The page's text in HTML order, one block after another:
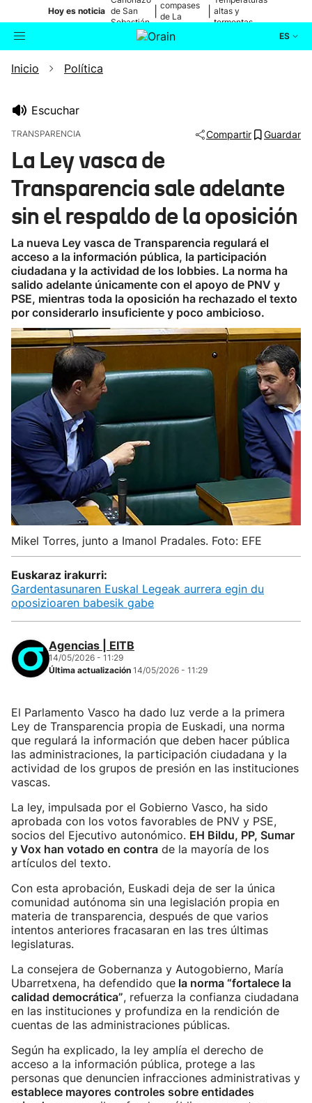
Hoy es noticia de San
Sebastián
compases
de La
altas y
tormentas
ES
Buscador
Ikusmiran
Eguraldia
Inicio Política
Escuchar
TRANSPARENCIA Compartir Guardar
La Ley vasca de
Transparencia sale adelante
sin el respaldo de la oposición
La nueva Ley vasca de Transparencia regulará el
acceso a la información pública, la participación
ciudadana y la actividad de los lobbies. La norma ha
salido adelante únicamente con el apoyo de PNV y
PSE, mientras toda la oposición ha rechazado el texto
por considerarlo insuficiente y poco ambicioso.
Mikel Torres, junto a Imanol Pradales. Foto: EFE
Euskaraz irakurri:
Gardentasunaren Euskal Legeak aurrera egin du
oposizioaren babesik gabe
Agencias | EITB
14/05/2026 - 11:29
Última actualización 14/05/2026 - 11:29
El Parlamento Vasco ha dado luz verde a la primera
Ley de Transparencia propia de Euskadi, una norma
que regulará la información que deben hacer pública
las administraciones, la participación ciudadana y la
actividad de los grupos de presión en las instituciones
vascas.
La ley, impulsada por el Gobierno Vasco, ha sido
aprobada con los votos favorables de PNV y PSE,
socios del Ejecutivo autonómico. EH Bildu, PP, Sumar
y Vox han votado en contra de la mayoría de los
artículos del texto.
Con esta aprobación, Euskadi deja de ser la única
comunidad autónoma sin una legislación propia en
materia de transparencia, después de que varios
intentos anteriores fracasaran en las tres últimas
legislaturas.
La consejera de Gobernanza y Autogobierno, María
Ubarretxena, ha defendido que la norma “fortalece la
calidad democrática”, refuerza la confianza ciudadana
en las instituciones y profundiza en la rendición de
cuentas de las administraciones públicas.
Según ha explicado, la ley amplía el derecho de
acceso a la información pública, protege a las
personas que denuncien infracciones administrativas y
establece mayores controles sobre entidades